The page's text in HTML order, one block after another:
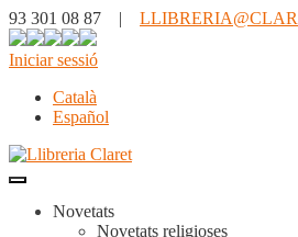
93 301 08 87 |
Iniciar sessió
Català
Español
Novetats
Novetats religioses